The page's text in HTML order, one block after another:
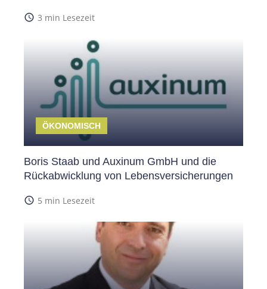
access_time 3 min Lesezeit
ÖKONOMISCH
Boris Staab und Auxinum GmbH und die
Rückabwicklung von Lebensversicherungen
access_time 5 min Lesezeit